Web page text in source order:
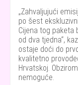
Zahvaljujući
po šest
Cijena tog paketa
od dva tjedna ,
ostaje doći do
kvalitetno
Hrvatskoj.
nemoguće.